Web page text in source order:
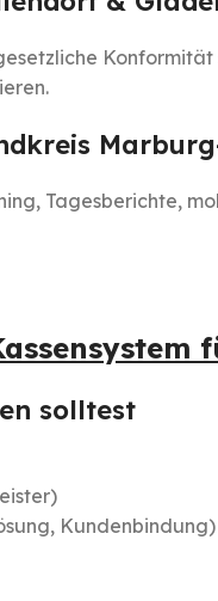
Tagesberichte,
solltest
Kundenbindung)